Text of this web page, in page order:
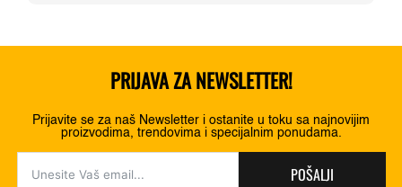
PRIJAVA ZA NEWSLETTER!
Prijavite se za naš Newsletter i ostanite u toku sa najnovijim
proizvodima, trendovima i specijalnim ponudama.
POŠALJI